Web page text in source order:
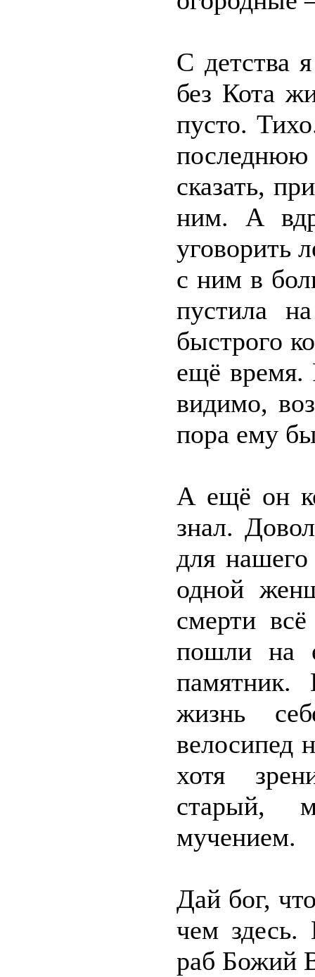
С детства
без Кота
пусто.
последнюю
сказать,
ним. А
уговорить
с ним в
пустила
быстрого
ещё
видимо,
пора ему
А ещё он
знал.
для
одной
смерти
пошли на
жизнь
велосипед
хотя
старый,
мучением.
Дай бог,
чем здесь.
раб Божий